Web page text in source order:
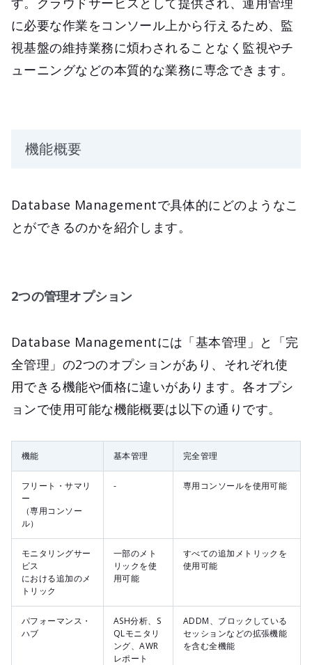
に必要な作業をコンソール上から行えるため、監
視基盤の維持業務に煩わされることなく監視やチ
ューニングなどの本質的な業務に専念できます。
機能概要
Database Managementで具体的にどのようなこ
とができるのかを紹介します。
2つの管理オプション
Database Managementには「基本管理」と「完
全管理」の2つのオプションがあり、それぞれ使
用できる機能や価格に違いがあります。各オプシ
ョンで使用可能な機能概要は以下の通りです。
機能 基本管理 完全管理
フリート・サマリ
ー
（専用コンソー
ル）
- 専用コンソールを使用可能
モニタリングサー
ビス
における追加のメ
トリック
一部のメト
リックを使
用可能
すべての追加メトリックを
使用可能
パフォーマンス・
ハブ
ASH分析、S
QLモニタリ
ング、AWR
レポート
ADDM、ブロックしている
セッションなどの拡張機能
を含む全機能